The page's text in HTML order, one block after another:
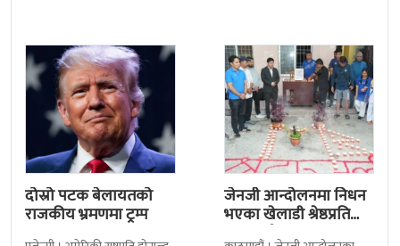
दोस्रो पटक बेलायतको
राजकीय भ्रमणमा ट्रम्प
जेनजी आन्दोलनमा निधन
भएका खेलाडी श्रेष्ठप्रति
श्रद्धाञ्जली